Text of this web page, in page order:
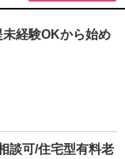
経験OKから始め
談可/住宅型有料老